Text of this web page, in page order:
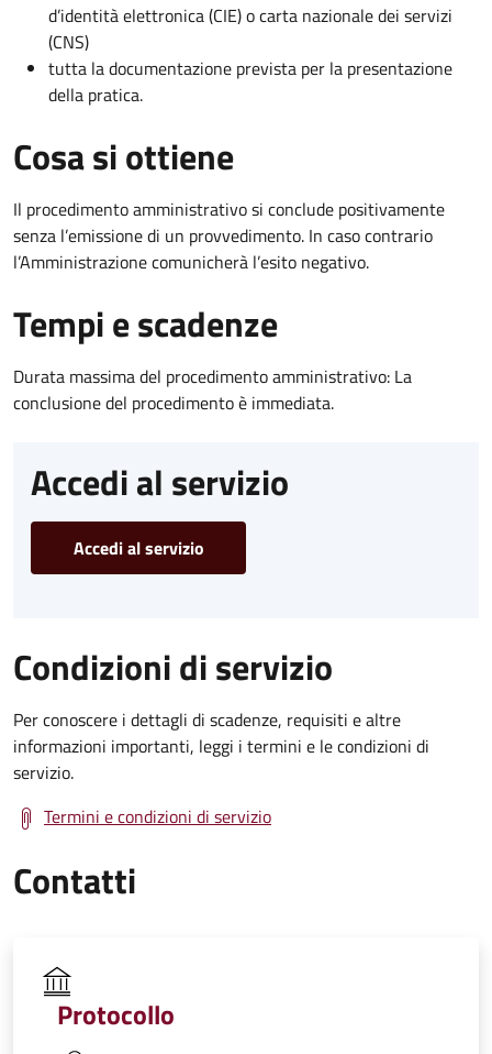
d’identità elettronica (CIE) o carta nazionale dei servizi
(CNS)
tutta la documentazione prevista per la presentazione
della pratica.
Cosa si ottiene
Il procedimento amministrativo si conclude positivamente
senza l’emissione di un provvedimento. In caso contrario
l’Amministrazione comunicherà l’esito negativo.
Tempi e scadenze
Durata massima del procedimento amministrativo: La
conclusione del procedimento è immediata.
Accedi al servizio
Accedi al servizio
Condizioni di servizio
Per conoscere i dettagli di scadenze, requisiti e altre
informazioni importanti, leggi i termini e le condizioni di
servizio.
Termini e condizioni di servizio
Contatti
Protocollo